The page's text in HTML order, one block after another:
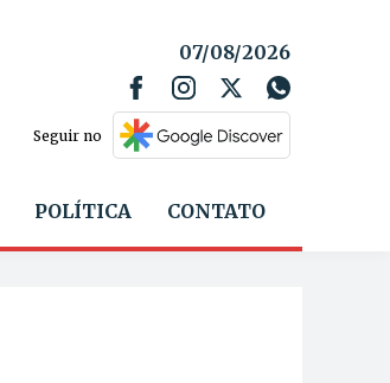
07/08/2026
Seguir no
POLÍTICA CONTATO